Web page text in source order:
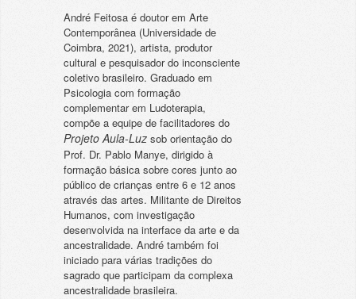
André Feitosa ​é doutor em Arte
Contemporânea (Universidade de
Coimbra, 2021), artista, produtor
cultural e pesquisador do inconsciente
coletivo brasileiro. Graduado em
Psicologia com formação
complementar em Ludoterapia,
compõe a equipe de facilitadores do
Projeto Aula-Luz sob orientação do
Prof. Dr. Pablo Manye, dirigido à
formação básica sobre cores junto ao
público de crianças entre 6 e 12 anos
através das artes. Militante de Direitos
Humanos, com investigação
desenvolvida na interface da arte e da
ancestralidade. André também foi
iniciado para várias tradições do
sagrado que participam da complexa
ancestralidade brasileira.